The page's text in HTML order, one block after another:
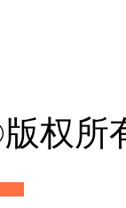
权所